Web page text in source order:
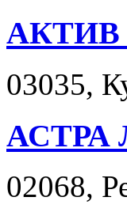
АКТИВ
03035,
02068,